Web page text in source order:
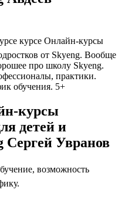
курсе Онлайн-курсы
от Skyeng. Вообще
про школу Skyeng.
практики.
обучения. 5+
курсы
детей и
Сергей Увранов
возможность